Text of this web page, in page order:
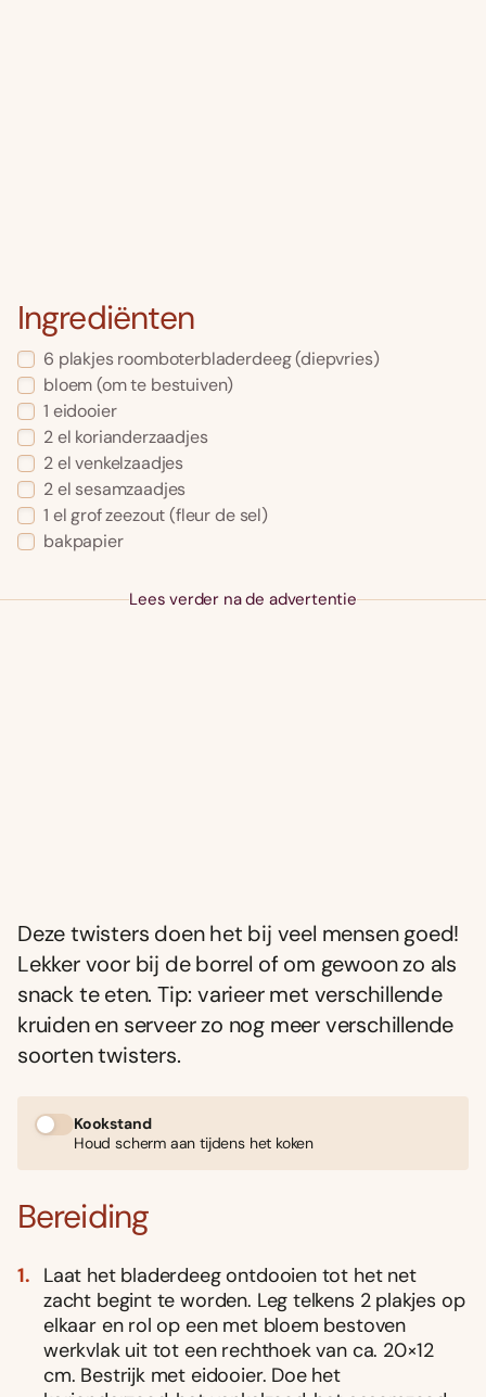
Ingrediënten
6 plakjes roomboterbladerdeeg (diepvries)
bloem (om te bestuiven)
1 eidooier
2 el korianderzaadjes
2 el venkelzaadjes
2 el sesamzaadjes
1 el grof zeezout (fleur de sel)
bakpapier
Lees verder na de advertentie
Deze twisters doen het bij veel mensen goed!
Lekker voor bij de borrel of om gewoon zo als
snack te eten. Tip: varieer met verschillende
kruiden en serveer zo nog meer verschillende
soorten twisters.
Kookstand
Houd scherm aan tijdens het koken
Bereiding
Laat het bladerdeeg ontdooien tot het net
zacht begint te worden. Leg telkens 2 plakjes op
elkaar en rol op een met bloem bestoven
werkvlak uit tot een rechthoek van ca. 20×12
cm. Bestrijk met eidooier. Doe het